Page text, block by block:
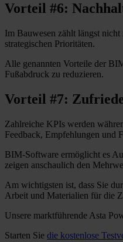
Vorteil #6:
Im Bauwesen zählt längst
strategischen Prioritäten.
Alle genannten Vorteile der
Fußabdruck zu reduzieren.
Vorteil #7:
Zahlreiche KPIs werden
Feedback, Empfehlungen und
BIM-Software ermöglicht es
zeigen anschaulich den
Am wichtigsten ist, dass Sie
Arbeit und Materialien für die
Unsere marktführende Asta
Starten Sie die kostenlose